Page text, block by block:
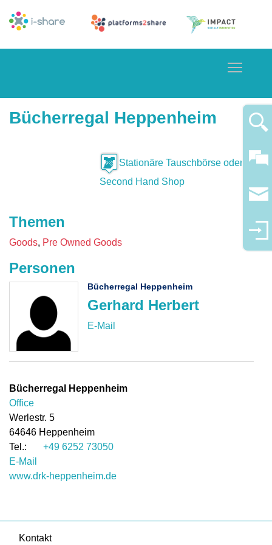
Bücherregal Heppenheim
Stationäre Tauschbörse oder
Second Hand Shop
Themen
Goods Pre Owned Goods
Personen
Gerhard Herbert
Bücherregal Heppenheim
Bücherregal Heppenheim
Office
Werlestr. 5
64646 Heppenheim
+49 6252 73050
E-Mail
www.drk-heppenheim.de
Kontakt